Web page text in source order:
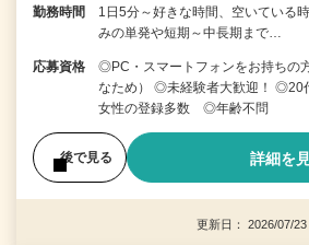
勤務時間
1日5分～好きな時間、空いている
みの単発や短期～中長期まで…
応募資格
◎PC・スマートフォンをお持ちの
なため） ◎未経験者大歓迎！ ◎20
女性の登録多数 ◎年齢不問
後で見る 詳細を
更新日： 2026/07/